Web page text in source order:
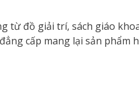
từ đồ giải trí, sách giáo
cấp mang lại sản